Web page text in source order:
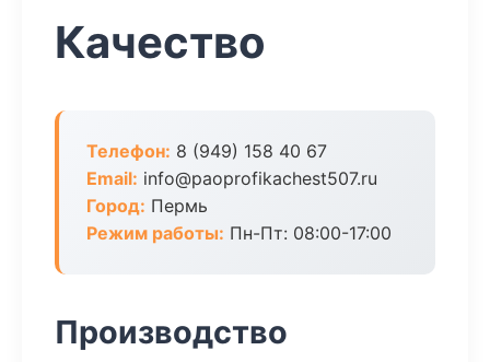
Качество
Телефон: 8 (949) 158 40 67
Email: info@paoprofikachest507.ru
Город: Пермь
Режим работы: Пн-Пт: 08:00-17:00
Производство